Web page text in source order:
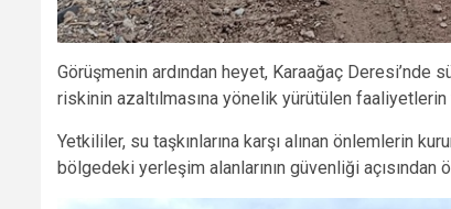
Görüşmenin ardından heyet, Karaağaç Deresi’nde
riskinin azaltılmasına yönelik yürütülen faaliyetlerin
Yetkililer, su taşkınlarına karşı alınan önlemlerin
bölgedeki yerleşim alanlarının güvenliği açısından